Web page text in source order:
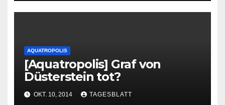
AQUATROPOLIS
[Aquatropolis] Graf von
Düsterstein tot?
OKT. 10, 2014 TAGESBLATT